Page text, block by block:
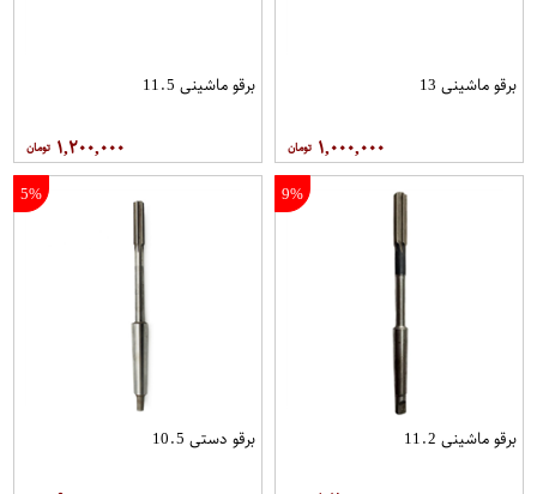
برقو ماشینی 13
۱,۰۰۰,۰۰۰
برقو ماشینی 11.5
۱,۲۰۰,۰۰۰
9%
برقو ماشینی 11.2
5%
برقو دستی 10.5